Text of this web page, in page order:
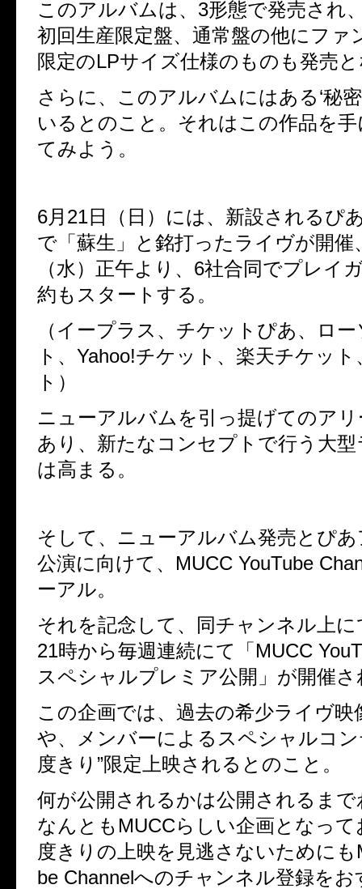
このアルバムは、 3形態で発売され
初回生産限定盤、 通常盤の他にファ
限定のLPサイズ仕様のものも発売
さらに、このアルバムにはある‘秘
いるとのこと。それはこの作品を
てみよう。
6月 21日（日）には、新設されるぴ
で「蘇生」と銘打ったライヴが開催
（水）正午より、 6社合同でプレイ
約もスタートする。
（イープラス、チケットぴあ、ロ
ト、 Yahoo!チケット、楽天チケット
ト）
ニューアルバムを引っ提げてのア
あり、新たなコンセプトで行う大
は高まる。
そして、ニューアルバム発売とぴ
公演に向けて、 MUCC YouTube
ーアル。
それを記念して、同チャンネル上に
21時から毎週連続にて 「 MUCC
スペシャルプレミア公開」が開催さ
この企画では、過去の希少ライヴ映
や、
メンバーによるスペシャルコ
度きり”限定上映されるとのこと。
何が公開されるかは公開されるま
なんとも MUCCらしい企画となって
度きりの上映を見逃さないためにも
be Channelへのチャンネル登録をお